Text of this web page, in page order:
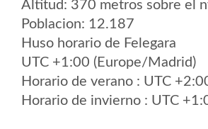
Altitud: 370 metros sobre el
Poblacion: 12.187
Huso horario de Felegara
UTC +1:00 (Europe/Madrid)
Horario de verano : UTC
Horario de invierno : UTC